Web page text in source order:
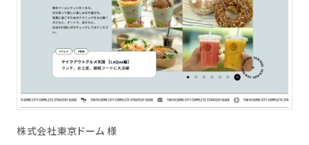
株式会社東京ドーム 様